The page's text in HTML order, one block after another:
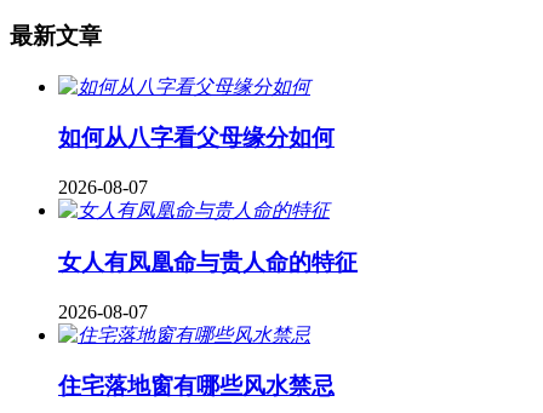
最新文章
如何从八字看父母缘分如何
2026-08-07
女人有凤凰命与贵人命的特征
2026-08-07
住宅落地窗有哪些风水禁忌